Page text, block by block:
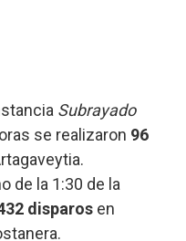
Subrayado
se realizaron 96
de la 1:30 de la
disparos en